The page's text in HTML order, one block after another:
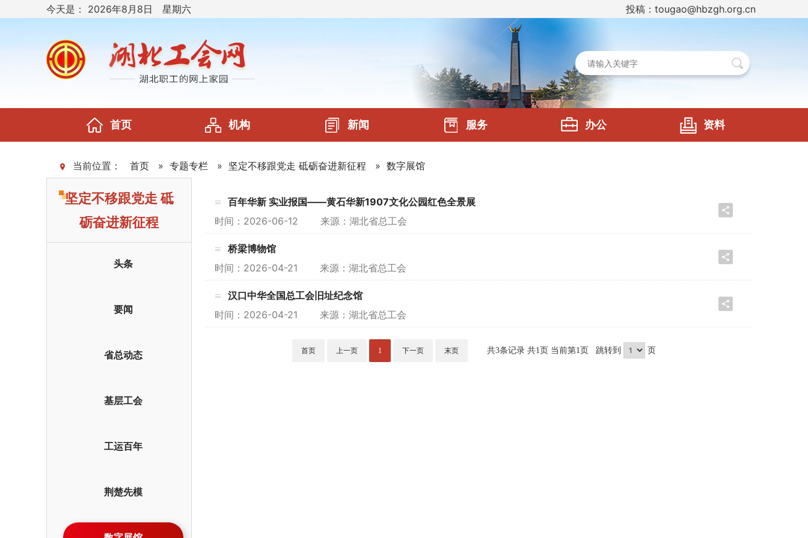
今天是： 2026年8月8日 星期六 投稿：tougao@hbzgh.org.cn
首页 机构 新闻 服务 办公 资料
当前位置： 首页 » 专题专栏 » 坚定不移跟党走 砥砺奋进新征程 » 数字展馆
坚定不移跟党走 砥
砺奋进新征程
头条
要闻
省总动态
基层工会
工运百年
荆楚先模
百年华新 实业报国——黄石华新1907文化公园红色全景展
时间：2026-06-12 来源： 湖北省总工会
桥梁博物馆
时间：2026-04-21 来源： 湖北省总工会
汉口中华全国总工会旧址纪念馆
时间：2026-04-21 来源： 湖北省总工会
首页 上一页 1 下一页 末页 共3条记录 共1页 当前第1页 跳转到 页